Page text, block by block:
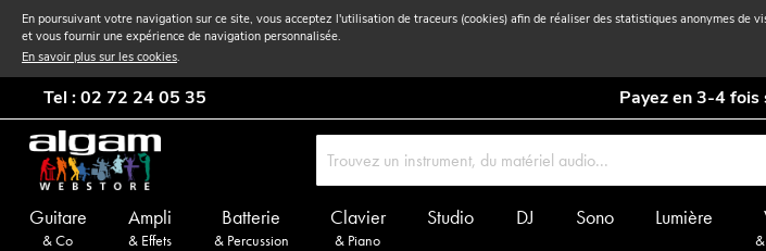
En poursuivant votre navigation sur ce site, vous acceptez l'utilisation de traceurs (cookies) afin de réaliser des statistiques anonymes de
et vous fournir une expérience de navigation personnalisée.
En savoir plus sur les cookies.
Tel : 02 72 24 05 35 Payez en 3-4 fois
Guitare
& Co
Ampli
& Effets
Batterie
& Percussion
Clavier
& Piano
Studio DJ Sono Lumière